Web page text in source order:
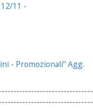
11 -
- Promozionali" Agg.